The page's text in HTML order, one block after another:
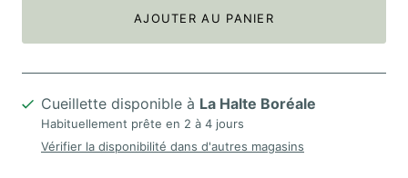
AJOUTER AU PANIER
Cueillette disponible à La Halte Boréale
Habituellement prête en 2 à 4 jours
Vérifier la disponibilité dans d'autres magasins